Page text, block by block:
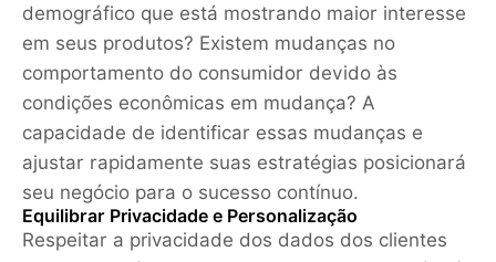
demográfico que está mostrando maior interesse
em seus produtos? Existem mudanças no
comportamento do consumidor devido às
condições econômicas em mudança? A
capacidade de identificar essas mudanças e
ajustar rapidamente suas estratégias posicionará
seu negócio para o sucesso contínuo.
Equilibrar Privacidade e Personalização
Respeitar a privacidade dos dados dos clientes